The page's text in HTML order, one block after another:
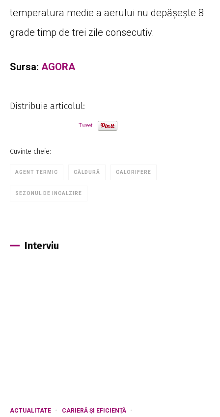
temperatura medie a aerului nu depășește 8
grade timp de trei zile consecutiv.
Sursa: AGORA
Distribuie articolul:
Tweet
Cuvinte cheie:
AGENT TERMIC CĂLDURĂ CALORIFERE
SEZONUL DE INCALZIRE
Interviu
ACTUALITATE
CARIERĂ ȘI EFICIENȚĂ